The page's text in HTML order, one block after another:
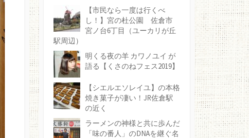
【市民なら一度は行くべ
し！】宮の杜公園 佐倉市
宮ノ台6丁目（ユーカリが丘
駅周辺）
明くる夜の羊 カワノユイ が
語る【くさのねフェス2019】
【シエルエソレイユ】の本格
焼き菓子が凄い！JR佐倉駅
の近く
ラーメンの神様と共に歩んだ
「味の番人」のDNAを継ぐ名